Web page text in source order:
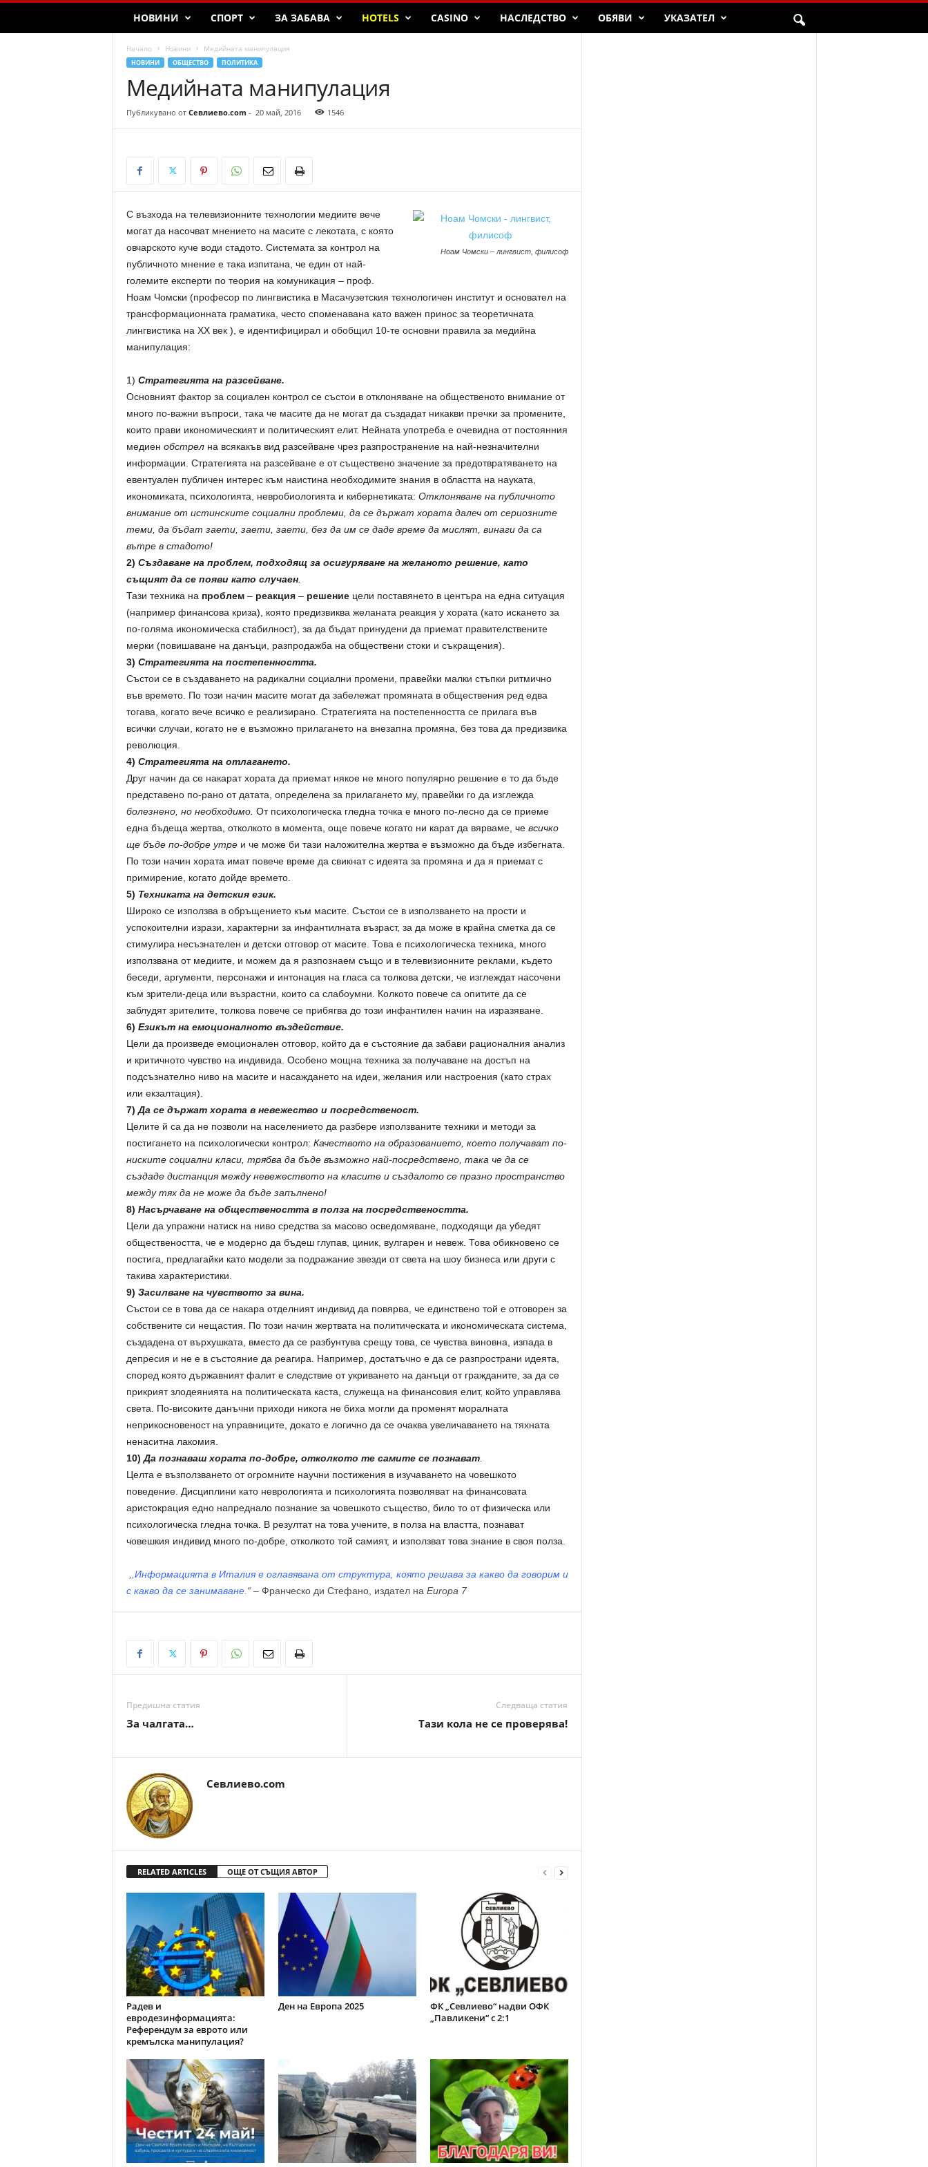
НОВИНИ СПОРТ ЗА ЗАБАВА HOTELS CASINO НАСЛЕДСТВО ОБЯВИ УКАЗАТЕЛ
Начало Новини Медийната манипулация
НОВИНИ ОБЩЕСТВО ПОЛИТИКА
Медийната манипулация
Публикувано от Севлиево.com - 20 май, 2016 1546
Ноам Чомски – лингвист, филисоф
С възхода на телевизионните технологии медиите вече
могат да насочват мнението на масите с лекотата, с която
овчарското куче води стадото. Системата за контрол на
публичното мнение е така изпитана, че един от най-
големите експерти по теория на комуникация – проф.
Ноам Чомски (професор по лингвистика в Масачузетския технологичен институт и основател на
трансформационната граматика, често споменавана като важен принос за теоретичната
лингвистика на ХХ век ), е идентифицирал и обобщил 10-те основни правила за медийна
манипулация:
1) Стратегията на разсейване.
Основният фактор за социален контрол се състои в отклоняване на общественото внимание от
много по-важни въпроси, така че масите да не могат да създадат никакви пречки за промените,
които прави икономическият и политическият елит. Нейната употреба е очевидна от постоянния
медиен обстрел на всякакъв вид разсейване чрез разпространение на най-незначителни
информации. Стратегията на разсейване е от съществено значение за предотвратяването на
евентуален публичен интерес към наистина необходимите знания в областта на науката,
икономиката, психологията, невробиологията и кибернетиката: Отклоняване на публичното
внимание от истинските социални проблеми, да се държат хората далеч от сериозните
теми, да бъдат заети, заети, заети, без да им се даде време да мислят, винаги да са
вътре в стадото!
2) Създаване на проблем, подходящ за осигуряване на желаното решение, като
същият да се появи като случаен.
Тази техника на проблем– реакция– решение цели поставянето в центъра на една ситуация
(например финансова криза), която предизвиква желаната реакция у хората (като искането за
по-голяма икономическа стабилност), за да бъдат принудени да приемат правителствените
мерки (повишаване на данъци, разпродажба на обществени стоки и съкращения).
3) Стратегията на постепенността.
Състои се в създаването на радикални социални промени, правейки малки стъпки ритмично
във времето. По този начин масите могат да забележат промяната в обществения ред едва
тогава, когато вече всичко е реализирано. Стратегията на постепенността се прилага във
всички случаи, когато не е възможно прилагането на внезапна промяна, без това да предизвика
революция.
4) Стратегията на отлагането.
Друг начин да се накарат хората да приемат някое не много популярно решение е то да бъде
представено по-рано от датата, определена за прилагането му, правейки го да изглежда
болезнено, но необходимо. От психологическа гледна точка е много по-лесно да се приеме
една бъдеща жертва, отколкото в момента, още повече когато ни карат да вярваме, че всичко
ще бъде по-добре утре и че може би тази наложителна жертва е възможно да бъде избегната.
По този начин хората имат повече време да свикнат с идеята за промяна и да я приемат с
примирение, когато дойде времето.
5) Техниката на детския език.
Широко се използва в обръщението към масите. Състои се в използването на прости и
успокоителни изрази, характерни за инфантилната възраст, за да може в крайна сметка да се
стимулира несъзнателен и детски отговор от масите. Това е психологическа техника, много
използвана от медиите, и можем да я разпознаем също и в телевизионните реклами, където
беседи, аргументи, персонажи и интонация на гласа са толкова детски, че изглеждат насочени
към зрители-деца или възрастни, които са слабоумни. Колкото повече са опитите да се
заблудят зрителите, толкова повече се прибягва до този инфантилен начин на изразяване.
6) Езикът на емоционалното въздействие.
Цели да произведе емоционален отговор, който да е състояние да забави рационалния анализ
и критичното чувство на индивида. Особено мощна техника за получаване на достъп на
подсъзнателно ниво на масите и насаждането на идеи, желания или настроения (като страх
или екзалтация).
7) Да се държат хората в невежество и посредственост.
Целите й са да не позволи на населението да разбере използваните техники и методи за
постигането на психологически контрол: Качеството на образованието, което получават по-
ниските социални класи, трябва да бъде възможно най-посредствено, така че да се
създаде дистанция между невежеството на класите и създалото се празно пространство
между тях да не може да бъде запълнено!
8) Насърчаване на обществеността в полза на посредствеността.
Цели да упражни натиск на ниво средства за масово осведомяване, подходящи да убедят
обществеността, че е модерно да бъдеш глупав, циник, вулгарен и невеж. Това обикновено се
постига, предлагайки като модели за подражание звезди от света на шоу бизнеса или други с
такива характеристики.
9) Засилване на чувството за вина.
Състои се в това да се накара отделният индивид да повярва, че единствено той е отговорен за
собствените си нещастия. По този начин жертвата на политическата и икономическата система,
създадена от върхушката, вместо да се разбунтува срещу това, се чувства виновна, изпада в
депресия и не е в състояние да реагира. Например, достатъчно е да се разпространи идеята,
според която държавният фалит е следствие от укриването на данъци от гражданите, за да се
прикрият злодеянията на политическата каста, служеща на финансовия елит, който управлява
света. По-високите данъчни приходи никога не биха могли да променят моралната
неприкосновеност на управниците, докато е логично да се очаква увеличаването на тяхната
ненаситна лакомия.
10)Да познаваш хората по-добре, отколкото те самите се познават.
Целта е възползването от огромните научни постижения в изучаването на човешкото
поведение. Дисциплини като неврологията и психологията позволяват на финансовата
аристокрация едно напреднало познание за човешкото същество, било то от физическа или
психологическа гледна точка. В резултат на това учените, в полза на властта, познават
човешкия индивид много по-добре, отколкото той самият, и използват това знание в своя полза.
,Информацията в Италия е оглавявана от структура, която решава за какво да говорим и
с какво да се занимаване. “ – Франческо ди Стефано, издател на Europa 7
Предишна статия
За чалгата…
Следваща статия
Тази кола не се проверява!
Севлиево.com
RELATED ARTICLES ОЩЕ ОТ СЪЩИЯ АВТОР
Радев и
евродезинформацията:
Референдум за еврото или
кремълска манипулация?
Ден на Европа 2025
ФК „Севлиево“ надви ОФК
„Павликени“ с 2:1